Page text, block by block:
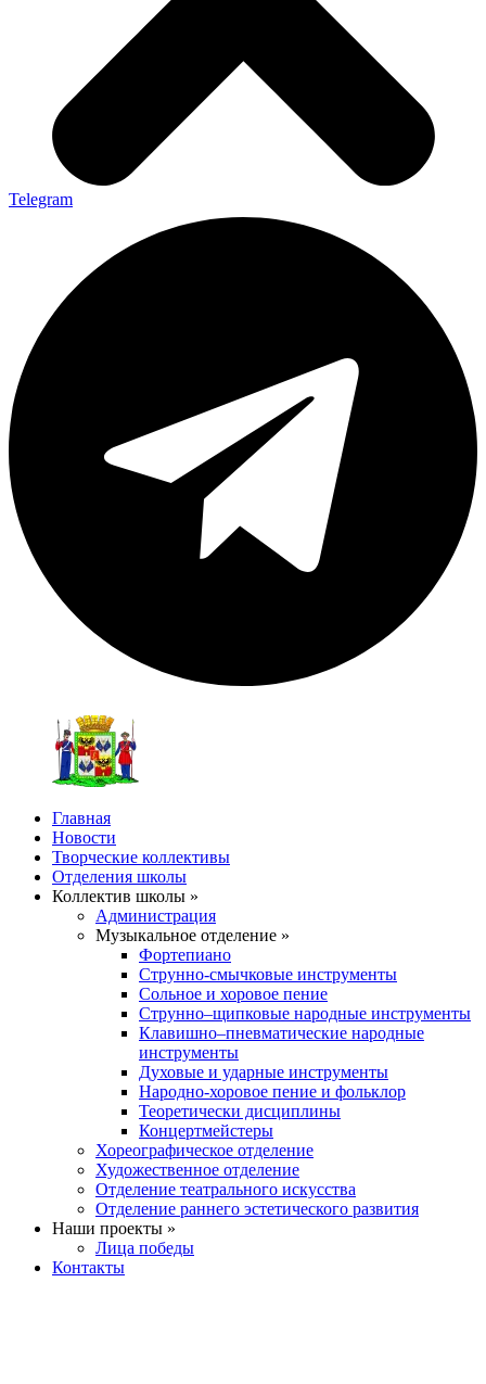
Telegram
Главная
Новости
Творческие коллективы
Отделения школы
Коллектив школы »
Администрация
Музыкальное отделение »
Фортепиано
Струнно-смычковые инструменты
Сольное и хоровое пение
Струнно–щипковые народные инструменты
Клавишно–пневматические народные
инструменты
Духовые и ударные инструменты
Народно-хоровое пение и фольклор
Теоретически дисциплины
Концертмейстеры
Хореографическое отделение
Художественное отделение
Отделение театрального искусства
Отделение раннего эстетического развития
Наши проекты »
Лица победы
Контакты